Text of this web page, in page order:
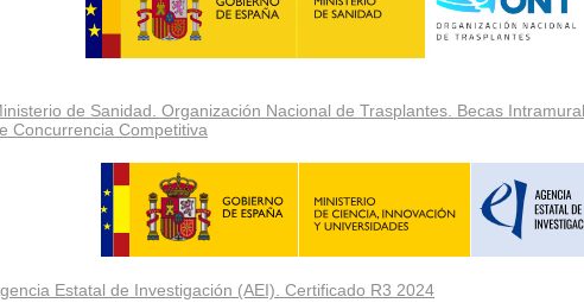
de Sanidad. Organización Nacional de Trasplantes. Becas
Concurrencia Competitiva
Estatal de Investigación (AEI). Certificado R3 2024